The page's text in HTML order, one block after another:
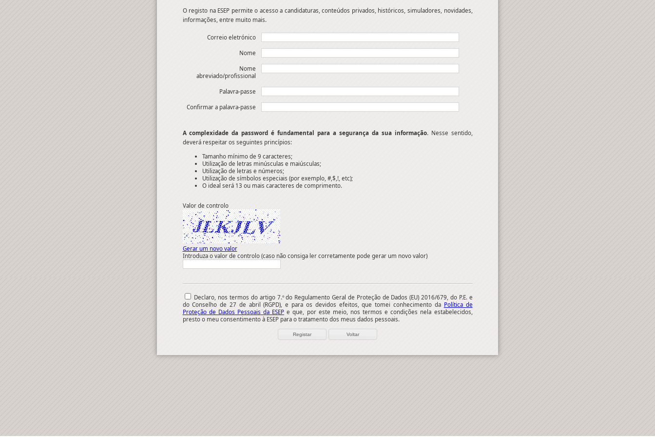
O registo na ESEP permite o acesso a candidaturas, conteúdos privados, históricos, simuladores, novidades,
informações, entre muito mais.
Correio eletrónico
Nome
Nome
abreviado/profissional
Palavra-passe
Confirmar a palavra-passe
A complexidade da password é fundamental para a segurança da sua informação.Nesse sentido,
deverá respeitar os seguintes princípios:
Tamanho mínimo de 9 caracteres;
Utilização de letras minúsculas e maiúsculas;
Utilização de letras e números;
Utilização de símbolos especiais (por exemplo, #,$,!, etc);
O ideal será 13 ou mais caracteres de comprimento.
Valor de controlo
Gerar um novo valor
Introduza o valor de controlo (caso não consiga ler corretamente pode gerar um novo valor)
Declaro, nos termos do artigo 7.º do Regulamento Geral de Proteção de Dados (EU) 2016/679, do P.E. e
do Conselho de 27 de abril (RGPD), e para os devidos efeitos, que tomei conhecimento da Política de
Proteção de Dados Pessoais da ESEP e que, por este meio, nos termos e condições nela estabelecidos,
presto o meu consentimento à ESEP para o tratamento dos meus dados pessoais.
Registar Voltar